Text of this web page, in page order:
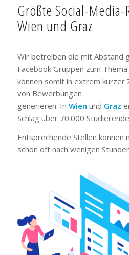
Größte Social-
Wien und Graz
Wir betreiben die mit Abstand
Facebook Gruppen zum
können somit in extrem kurzer
von Bewerbungen
generieren. In Wien und Graz
Schlag über 70.000
Entsprechende Stellen können
schon oft nach wenigen